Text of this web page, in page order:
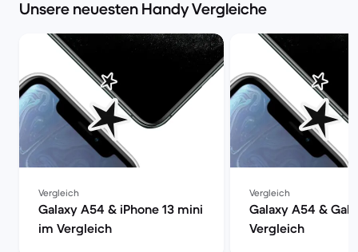
Unsere neuesten Handy Vergleiche
Vergleich
Galaxy A54 & iPhone 13 mini
im Vergleich
Vergleich
Galaxy A54 &
Vergleich